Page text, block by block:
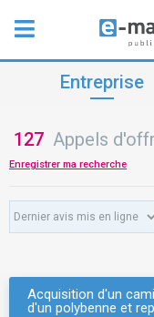
Entreprise
127 Appels
Enregistrer ma recherche
Acquisition d'un
d'un polybenne et